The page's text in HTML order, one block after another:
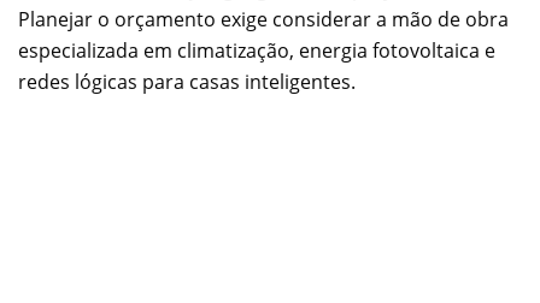
Planejar o orçamento exige considerar a mão de obra
especializada em climatização, energia fotovoltaica e
redes lógicas para casas inteligentes.